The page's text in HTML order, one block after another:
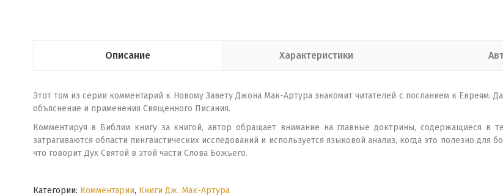
Описание Характеристики
Этот том из серии комментарий к Новому Завету Джона Мак-Артура знакомит читателей с посланием к Евреям.
объяснение и применения Священного Писания.
Комментируя в Библии книгу за книгой, автор обращает внимание на главные доктрины, содержащиеся в
затрагиваются области лингвистических исследований и используется языковой анализ, когда это полезно для
что говорит Дух Святой в этой части Слова Божьего.
Категории: Комментарии, Книги Дж. Мак-Артура